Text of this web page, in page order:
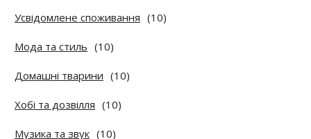
Усвідомлене споживання (10)
Мода та стиль (10)
Домашні тварини (10)
Хобі та дозвілля (10)
Музика та звук (10)